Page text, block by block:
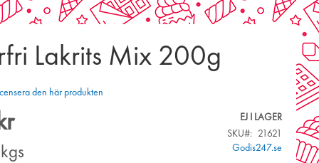
Lakrits Mix 200g
den här produkten
EJ I LAGER
SKU
21621
Godis247.se